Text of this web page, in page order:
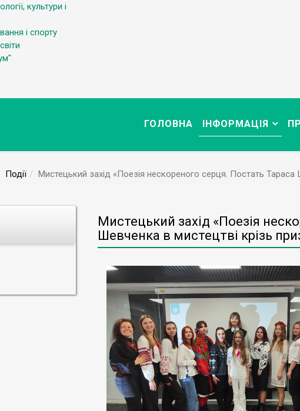
культури і
і спорту
ГОЛОВНА ІНФОРМАЦІЯ
Події Мистецький захід «Поезія нескореного серця. Постать Тараса
Мистецький захід «Поезія
Шевченка в мистецтві крізь